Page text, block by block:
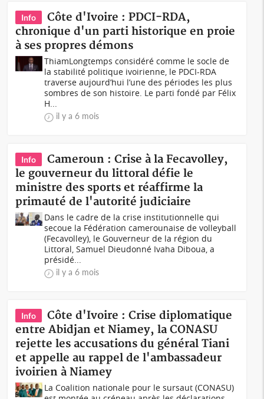
Info
Côte d'Ivoire : PDCI-RDA,
chronique d'un parti historique en proie
à ses propres démons
ThiamLongtemps considéré comme le socle de
la stabilité politique ivoirienne, le PDCI-RDA
traverse aujourd’hui l’une des périodes les plus
sombres de son histoire. Le parti fondé par Félix
H...
il y a 6 mois
Info
Cameroun : Crise à la Fecavolley,
le gouverneur du littoral défie le
ministre des sports et réaffirme la
primauté de l'autorité judiciaire
Dans le cadre de la crise institutionnelle qui
secoue la Fédération camerounaise de volleyball
(Fecavolley), le Gouverneur de la région du
Littoral, Samuel Dieudonné Ivaha Diboua, a
présidé...
il y a 6 mois
Info
Côte d'Ivoire : Crise diplomatique
entre Abidjan et Niamey, la CONASU
rejette les accusations du général Tiani
et appelle au rappel de l'ambassadeur
ivoirien à Niamey
La Coalition nationale pour le sursaut (CONASU)